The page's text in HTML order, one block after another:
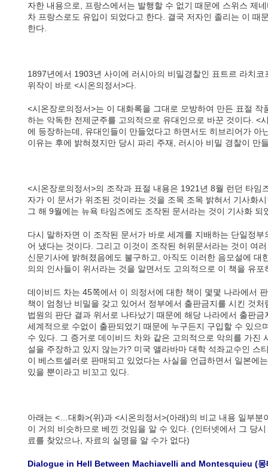
자한 내용으로, 프랑스에서는 발행할 수 없기 때문에 스위스 제
차 프랑스로도 유입이 되었다고 한다. 결국 저자인 졸리는 이 때
한다.
1897년에서 1903년 사이에 러시아의 비밀경찰인 표트르 라치
위작이 바로 <시온의정서>다.
<시온장로의정서>는 이 대화록을 그대로 모방하여 만든 표절
하는 악독한 전제군주를 고의적으로 유대인으로 바꾼 것이다. <
에 등장하는데, 유대인들이 만들었다고 하면서도 히브리어가 아
이유는 후에 밝혀졌지만 당시 파리 주재, 러시아 비밀 경찰이 만
<시온장로의정서>의 조작과 표절 내용은 1921년 8월 런던 타임
자가 이 문서가 위조된 것이라는 것을 조목 조목 밝혀서 기사화
그 해 9월에는 뉴욕 타임즈에도 조작된 문서라는 것이 기사화 되
다시 말하자면 이 조작된 문서가 바로 세계를 지배하는 단일정
어 냈다는 것이다. 그리고 이것이 조작된 허위문서라는 것이 여
신문기사에 밝혀졌음에도 불구하고, 아직도 이러한 음모설에 대
의의 인사들이 위서라는 것을 알면서도 고의적으로 이 책을 유포
데이비드 차는 45쪽에서 이 의정서에 대한 책이 몇몇 나라에서
책이 엄청난 비밀을 갖고 있어서 정부에서 출판금지를 시킨 것
법원의 판단 결과 위서로 나타났기 때문에 해당 나라에서 출판
세계적으로 수없이 출판되었기 때문에 누구든지 구입할 수 있으
수 있다. 그 증거로 데이비드 차와 같은 고의적으로 악의를 가진
설을 주장하고 있지 않는가? 미국 앨라바마 대학 석좌교수인 스
이 베스트셀러로 판매되고 있었다는 사실을 언급하면서 일본에
있을 뿐이라고 비꼬고 있다.
아래는 <…대화>(위)과 <시온의정서>(아래)의 비교 내용 일부
이 거의 비슷하므로 베낀 것임을 알 수 있다. (인터넷에서 그 당
료를 찾았으나, 자료의 실명을 알 수가 없다)
Dialogue in Hell Between Machiavelli and Montesquieu (몽